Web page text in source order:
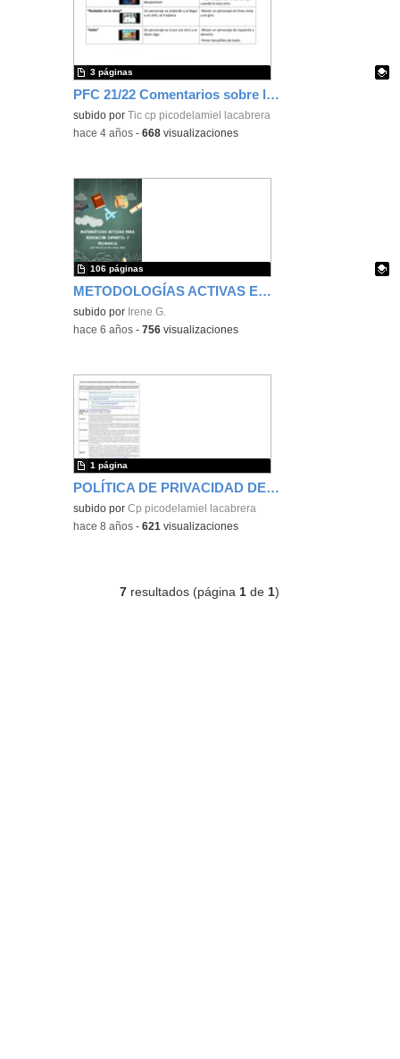
PFC 21/22 Comentarios sobre los proyectos de Scratch Jr
Contenido educativo.
subido porTic cp picodelamiel lacabrera
3 páginas
-hace 4 años -668 visualizaciones
METODOLOGÍAS ACTIVAS EN EL ÁREA DE MATEMÁTICAS PARA EDUCACIÓN INFANTIL Y EDUCACIÓN PRIMARIA
Contenido educativo.
subido por Irene G.
106 páginas
-hace 6 años -756 visualizaciones
POLÍTICA DE PRIVACIDAD DE LOS CENTROS PÚBLICOS DE LA COMUNIDAD DE MADRID
subido porCp picodelamiel lacabrera
1 página
-hace 8 años -621 visualizaciones
7 resultados (página 1 de 1)